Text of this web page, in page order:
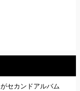
セカンドアルバム